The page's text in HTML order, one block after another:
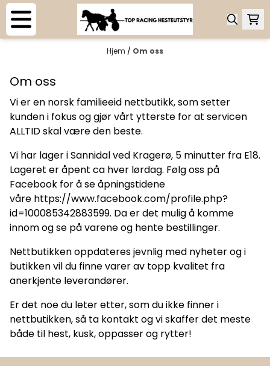
Hopp til innhold
Hjem / Om oss
Om oss
Vi er en norsk familieeid nettbutikk, som setter
kunden i fokus og gjør vårt ytterste for at servicen
ALLTID skal være den beste.
Vi har lager i Sannidal ved Kragerø, 5 minutter fra E18.
Lageret er åpent ca hver lørdag. Følg oss på
Facebook for å se åpningstidene
våre https://www.facebook.com/profile.php?
id=100085342883599. Da er det mulig å komme
innom og se på varene og hente bestillinger.
Nettbutikken oppdateres jevnlig med nyheter og i
butikken vil du finne varer av topp kvalitet fra
anerkjente leverandører.
Er det noe du leter etter, som du ikke finner i
nettbutikken, så ta kontakt og vi skaffer det meste
både til hest, kusk, oppasser og rytter!